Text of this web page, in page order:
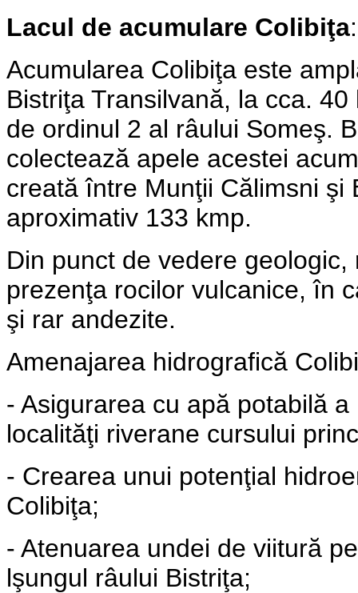
Lacul de acumulare Colibiţa:
Acumularea Colibiţa este
Bistriţa Transilvană, la cca.
de ordinul 2 al râului Someş.
colectează apele acestei
creată între Munţii Călimsni
aproximativ 133 kmp.
Din punct de vedere
prezenţa rocilor vulcanice, în
şi rar andezite.
Amenajarea hidrografică
- Asigurarea cu apă potabilă
localităţi riverane cursului
- Crearea unui potenţial
Colibiţa;
- Atenuarea undei de viitură
lşungul râului Bistriţa;